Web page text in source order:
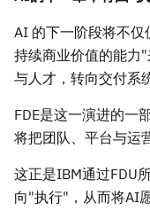
AI 的下一阶段将不
持续商业价值的能力
与人才，转向交付系
FDE是这一演进的一
将把团队、平台与运
这正是IBM通过FDU
向"执行"，从而将AI